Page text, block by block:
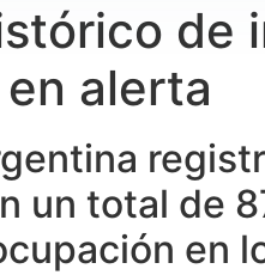
de
alerta
un total de
en